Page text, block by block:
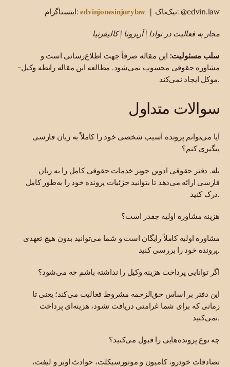
اینستاگرام:edvinjonesinjurylaw | تیک‌تاک: @edvin.law
مجاز به فعالیت در نوادا | آریزونا | کالیفرنیا
سلب مسئولیت: این مقاله صرفاً جهت اطلاع‌رسانی است و
مشاوره حقوقی محسوب نمی‌شود. مطالعه این مقاله رابطه وکیل-
موکل ایجاد نمی‌کند.
سوالات متداول
آیا می‌توانم پرونده آسیب شخصی خود را کاملاً به زبان فارسی
پیگیری کنم؟
بله. دفتر حقوقی ادوین جونز خدمات حقوقی کامل را به زبان
فارسی ارائه می‌دهد تا بتوانید جزئیات پرونده خود را به‌طور کامل
درک کنید.
هزینه مشاوره اولیه چقدر است؟
مشاوره اولیه کاملاً رایگان است و شما می‌توانید بدون هیچ تعهدی
پرونده خود را بررسی کنید.
اگر توانایی پرداخت هزینه وکیل را نداشته باشم چه می‌شود؟
این دفتر بر اساس حق‌الزحمه مشروط فعالیت می‌کند؛ یعنی تا
زمانی که برای شما غرامتی دریافت نشود، هزینه‌ای پرداخت
نمی‌کنید.
چه نوع پرونده‌هایی را قبول می‌کنید؟
تصادفات خودرو، کامیون و موتورسیکلت، حوادث اوبر و لیفت،